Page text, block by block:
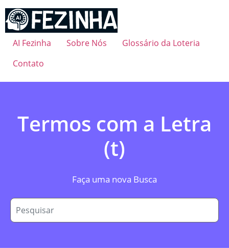
para
conteúdo
AI Fezinha Sobre Nós
Glossário da Loteria
Contato
Termos com a Letra
(t)
Faça uma nova Busca